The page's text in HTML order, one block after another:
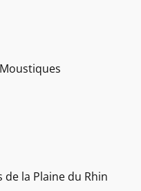
la Plaine du Rhin